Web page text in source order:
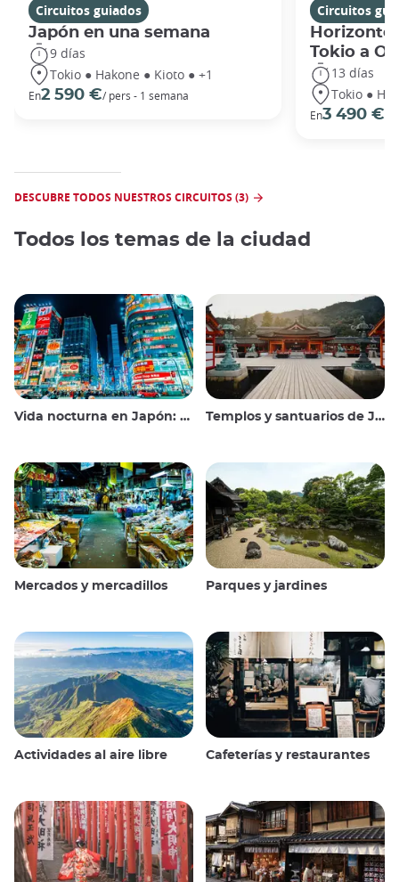
Circuitos guiados
Japón en una semana
9 días
Tokio ● Hakone ● Kioto ● +1
En2 590 €/ pers - 1 semana
Circuitos
Tokio a
13 días
Tokio ●
En3 490 €
DESCUBRE TODOS NUESTROS CIRCUITOS (3)
Todos los temas de la ciudad
Vida nocturna en Japón: salir, ver y beber Templos y santuarios de Japón
Mercados y mercadillos Parques y jardines
Actividades al aire libre Cafeterías y restaurantes